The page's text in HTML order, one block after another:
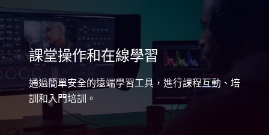
課堂操作和在線學習
通過簡單安全的遠端學習工具，進行課程互動、培
訓和入門培訓。